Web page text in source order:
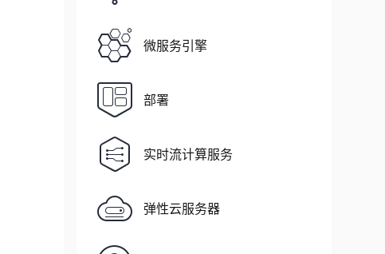
微服务引擎
部署
实时流计算服务
弹性云服务器